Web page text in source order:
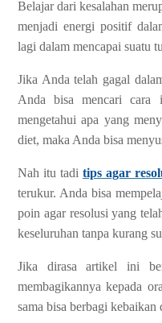
Belajar dari kesalahan
menjadi energi positif
lagi dalam mencapai suatu
Jika Anda telah gagal
Anda bisa mencari cara
mengetahui apa yang
diet, maka Anda bisa
Nah itu tadi tips agar
terukur. Anda bisa
poin agar resolusi yang
keseluruhan tanpa kurang
Jika dirasa artikel ini
membagikannya kepada
sama bisa berbagi kebaikan